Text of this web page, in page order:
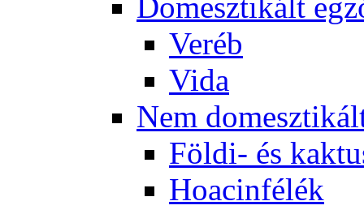
Domesztikált
Veréb
Vida
Nem
Földi- és
Hoacinfélék